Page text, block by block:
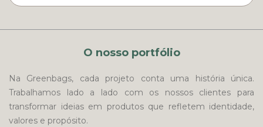
O nosso portfólio
Na Greenbags, cada projeto conta uma história única.
Trabalhamos lado a lado com os nossos clientes para
transformar ideias em produtos que refletem identidade,
valores e propósito.